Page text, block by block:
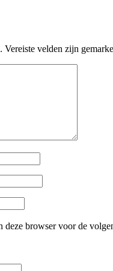
Vereiste velden zijn
browser voor de